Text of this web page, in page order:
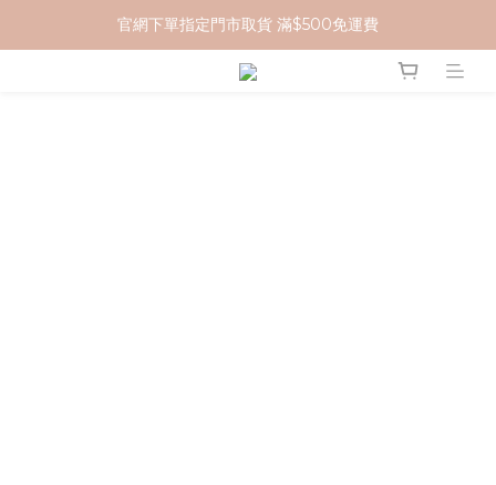
加入 MCG 會員｜即贈 $100 購物金
官網下單指定門市取貨 滿$500免運費
加入 MCG 會員｜即贈 $100 購物金